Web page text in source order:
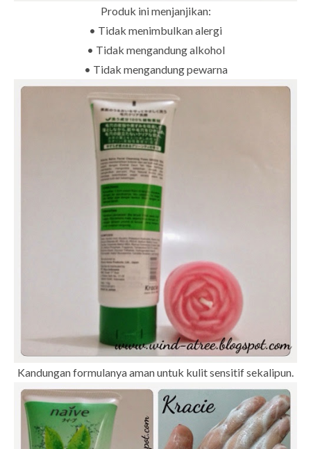
Produk ini menjanjikan:
• Tidak menimbulkan alergi
• Tidak mengandung alkohol
• Tidak mengandung pewarna
Kandungan formulanya aman untuk kulit sensitif sekalipun.